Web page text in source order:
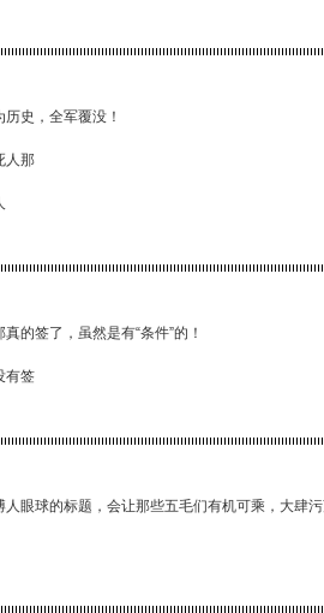
史，全军覆没！
人那
的签了，虽然是有“条件”的！
有签
人眼球的标题，会让那些五毛们有机可乘，大肆污